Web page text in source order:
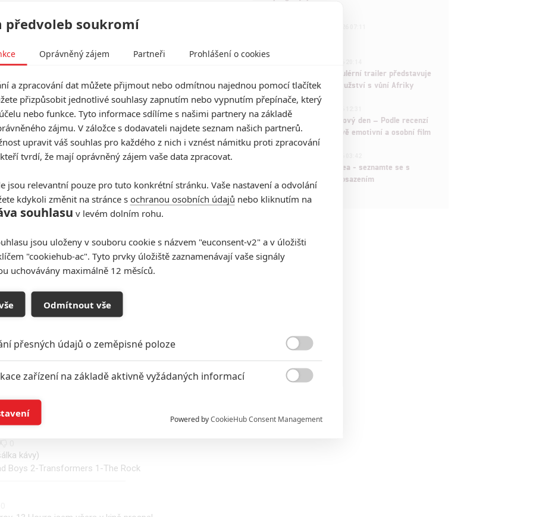
0
Harbor? Bože amíci tam dostali, tak naprdel, že
pořádnou dávku patriotismu.
0
a ještě bych zmínil Ostrov a oba Mizery.
režisérovi, u mňa vedie 13 Hours, Skala je super
je taká pecka
4- Mizerové 2, 5- Armagedon
0
mě nechytl a Vojáky z benghází jsem neviděl
osm :-DD
Rock, o tom žádný, potom možná Armagedon a
ještě neviděl, Tetris jednička maximálně a Pain and
0
kávy)
Boys 2-Transformers 1-The Rock
pokračování
Děti krve a kostí: Regulérní trailer představuje
akční fantasy dobrodružství s vůní Afriky
1 ČLÁNEK | 30.07.2026 12:31
Spider-Man: Zbrusu nový den – Podle recenzí
máme čekat překvapivě emotivní a osobní film
Velké preview: Odyssea - seznamte se s
maximálně nabitým obsazením
předvoleb soukromí
Oprávněný zájem Partneři Prohlášení o cookies
a zpracování dat můžete přijmout nebo odmítnou najednou pomocí tlačítek
přizpůsobit jednotlivé souhlasy zapnutím nebo vypnutím přepínače, který
nebo funkce. Tyto informace sdílíme s našimi partnery na základě
zájmu. V záložce s dodavateli najdete seznam našich partnerů.
upravit váš souhlas pro každého z nich i vznést námitku proti zpracování
tvrdí, že mají oprávněný zájem vaše data zpracovat.
jsou relevantní pouze pro tuto konkrétní stránku. Vaše nastavení a odvolání
kdykoli změnit na stránce s ochranou osobních údajů nebo kliknutím na
souhlasu v levém dolním rohu.
jsou uloženy v souboru cookie s názvem "euconsent-v2" a v úložišti
"cookiehub-ac". Tyto prvky úložiště zaznamenávají vaše signály
uchovávány maximálně 12 měsíců.
Odmítnout vše
přesných údajů o zeměpisné poloze
zařízení na základě aktivně vyžádaných informací
a/nebo přístup k informacím v zařízení

založená na omezených údajích a měření reklamy
obsah, měření obsahu, průzkum publika a vývoj
Powered byCookieHub Consent Management